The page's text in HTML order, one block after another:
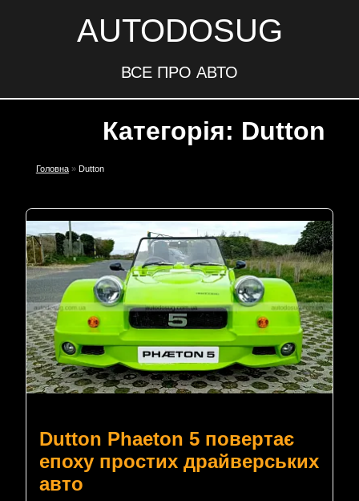
AUTODOSUG
ВСЕ ПРО АВТО
Категорія: Dutton
Головна» Dutton
Dutton Phaeton 5 повертає
епоху простих драйверських
авто